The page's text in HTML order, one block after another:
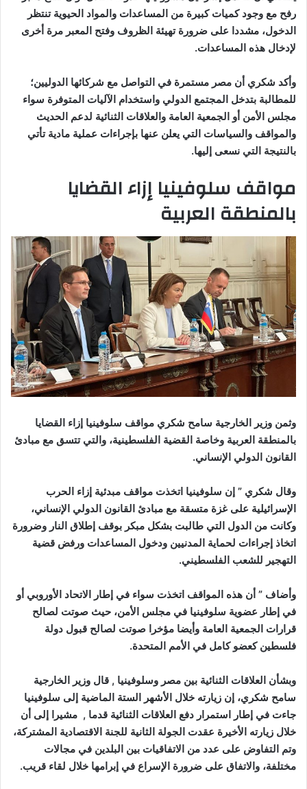
رفح مع وجود كميات كبيرة من المساعدات والمواد الحيوية تنتظر
الدخول، مشددا على ضرورة تهيئة الظروف وفتح المعبر مرة أخرى
لإدخال هذه المساعدات.
وأكد شكري أن مصر مستمرة في التواصل مع شركائها الدوليين؛
للمطالبة بتدخل المجتمع الدولي واستخدام الآليات المتوفرة سواء
مجلس الأمن أو الجمعية العامة والعلاقات الثنائية لدعم الحديث
والمواقف والسياسات التي يعلن عنها بإجراءات عملية مادية تأتي
بالنتيجة التي نسعى إليها.
مواقف سلوفينيا إزاء القضايا
بالمنطقة العربية
وثمن وزير الخارجية سامح شكري مواقف سلوفينيا إزاء القضايا
بالمنطقة العربية وخاصة القضية الفلسطينية، والتي تتسق مع مبادئ
القانون الدولي الإنساني.
وقال شكري ” إن سلوفينيا اتخذت مواقف مبدئية إزاء الحرب
الإسرائيلية على غزة متسقة مع مبادئ القانون الدولي الإنساني،
وكانت من الدول التي طالبت بشكل مبكر بوقف إطلاق النار وضرورة
اتخاذ إجراءات لحماية المدنيين ودخول المساعدات ورفض قضية
التهجير للشعب الفلسطيني.
وأضاف ” أن هذه المواقف اتخذت سواء في إطار الاتحاد الأوروبي أو
في إطار عضوية سلوفينيا في مجلس الأمن، حيث صوتت لصالح
قرارات الجمعية العامة وأيضا مؤخرا صوتت لصالح قبول دولة
فلسطين كعضو كامل في الأمم المتحدة.
وبشأن العلاقات الثنائية بين مصر وسلوفينيا , قال وزير الخارجية
سامح شكري، إن زيارته خلال الأشهر الستة الماضية إلى سلوفينيا
جاءت في إطار استمرار دفع العلاقات الثنائية قدما , مشيرا إلى أن
خلال زيارته الأخيرة عقدت الجولة الثانية للجنة الاقتصادية المشتركة،
وتم التفاوض على عدد من الاتفاقيات بين البلدين في مجالات
مختلفة، والاتفاق على ضرورة الإسراع في إبرامها خلال لقاء قريب.